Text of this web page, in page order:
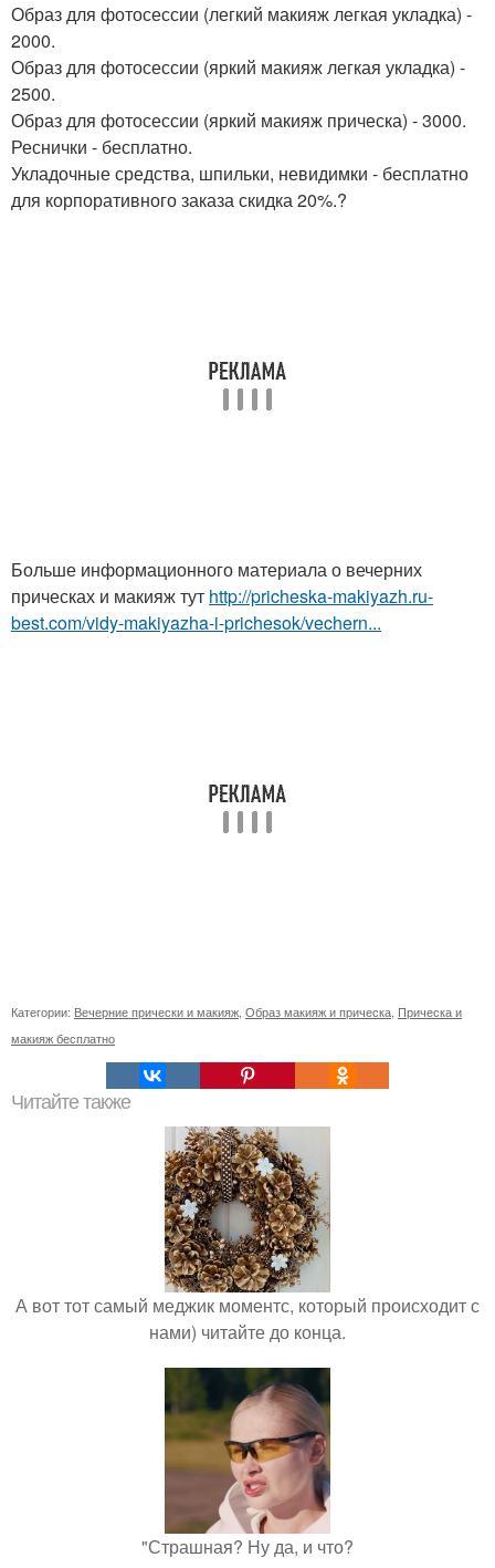
Образ для фотосессии (легкий макияж легкая укладка) -
2000.
Образ для фотосессии (яркий макияж легкая укладка) -
2500.
Образ для фотосессии (яркий макияж прическа) - 3000.
Реснички - бесплатно.
Укладочные средства, шпильки, невидимки - бесплатно
для корпоративного заказа скидка 20%.?
Больше информационного материала о вечерних
прическах и макияж тут http://pricheska-makiyazh.ru-
best.com/vidy-makiyazha-i-prichesok/vechern...
Категории: Вечерние прически и макияж Образ макияж и прическа Прическа и
макияж бесплатно
Читайте также
А вот тот самый меджик моментс, который происходит с
нами) читайте до конца.
"Страшная? Ну да, и что?